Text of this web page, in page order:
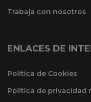
Trabaja con nosotros
ENLACES DE
Política de Cookies
Política de privacidad